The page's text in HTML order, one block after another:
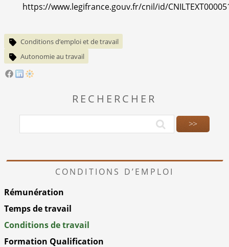
https://www.legifrance.gouv.fr/cnil/id/
Conditions d’emploi et de travail
Autonomie au travail
RECHERCHER
CONDITIONS D’EMPLOI
Rémunération
Temps de travail
Conditions de travail
Formation Qualification